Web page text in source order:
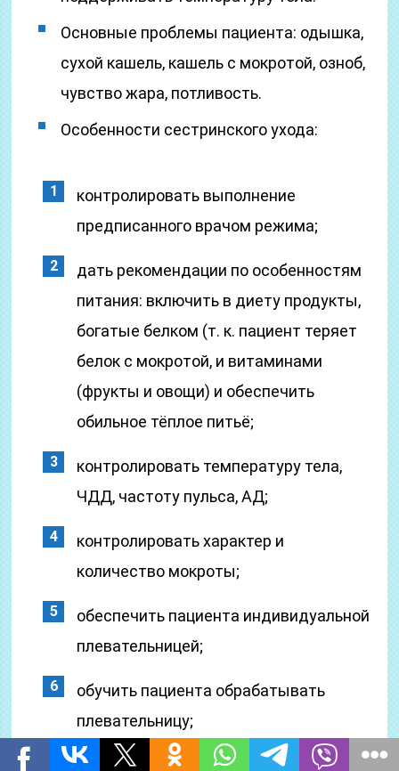
Основные проблемы пациента: одышка,
сухой кашель, кашель с мокротой, озноб,
чувство жара, потливость.
Особенности сестринского ухода:
контролировать выполнение
предписанного врачом режима;
дать рекомендации по особенностям
питания: включить в диету продукты,
богатые белком (т. к. пациент теряет
белок с мокротой, и витаминами
(фрукты и овощи) и обеспечить
обильное тёплое питьё;
контролировать температуру тела,
ЧДД, частоту пульса, АД;
контролировать характер и
количество мокроты;
обеспечить пациента индивидуальной
плевательницей;
обучить пациента обрабатывать
плевательницу;
обучить пациента пользоваться